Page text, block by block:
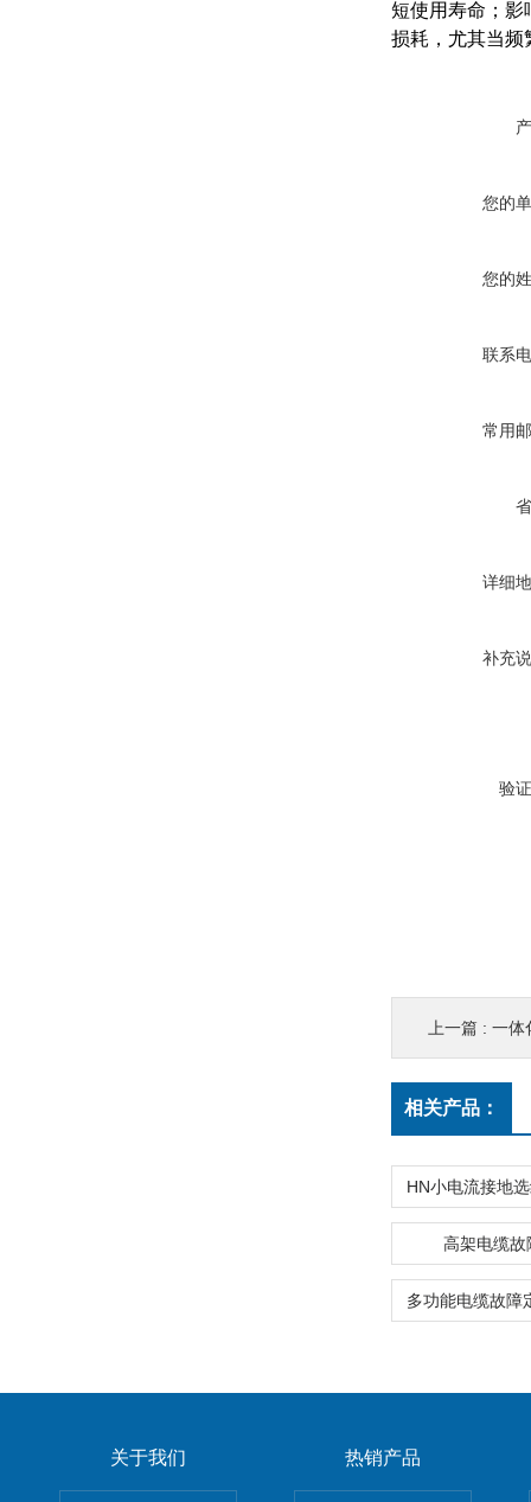
短使用寿命；影
损耗，尤其当频
您的
您的
联系
常用
详细
补充
验
上一篇 : 一体
相关产品：
高架电缆故
关于我们 热销产品